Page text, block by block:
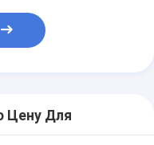
Цену Для